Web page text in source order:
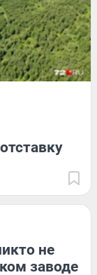
не
заводе